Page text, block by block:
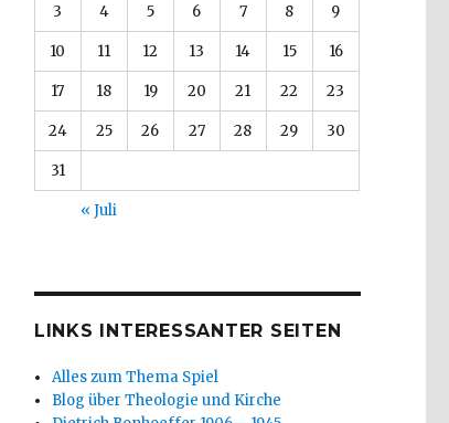
3 4 5 6 7 8 9
10 11 12 13 14 15 16
17 18 19 20 21 22 23
24 25 26 27 28 29 30
31
« Juli
LINKS INTERESSANTER SEITEN
Alles zum Thema Spiel
Blog über Theologie und Kirche